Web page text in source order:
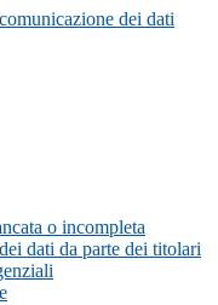
dei dati
o incompleta
dati da parte dei titolari